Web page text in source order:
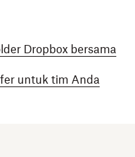
Dropbox bersama
untuk tim Anda